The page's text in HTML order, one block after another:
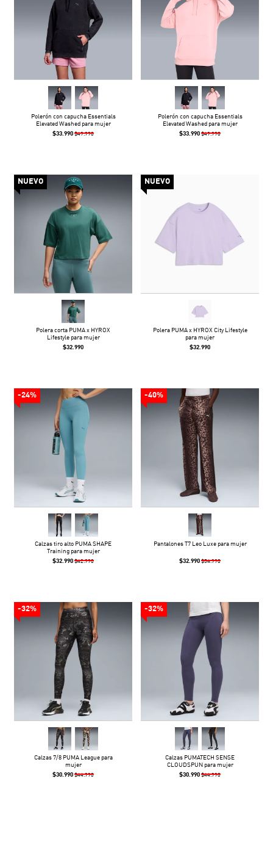
Polerón con capucha Essentials
Elevated Washed para mujer
$33.990 $49.990
Polerón con capucha Essentials
Elevated Washed para mujer
$33.990 $49.990
NUEVO
Polera corta PUMA x HYROX
Lifestyle para mujer
$32.990
NUEVO
Polera PUMA x HYROX City Lifestyle
para mujer
$32.990
-24%
Calzas tiro alto PUMA SHAPE
Training para mujer
$32.990 $42.990
-40%
Pantalones T7 Leo Luxe para mujer
$32.990 $54.990
-32%
Calzas 7/8 PUMA League para
mujer
$30.990 $44.990
-32%
Calzas PUMATECH SENSE
CLOUDSPUN para mujer
$30.990 $44.990